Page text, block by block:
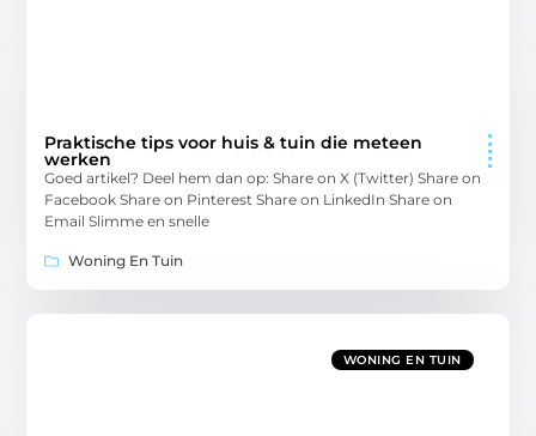
Praktische tips voor huis & tuin die meteen
werken
Goed artikel? Deel hem dan op: Share on X (Twitter) Share on
Facebook Share on Pinterest Share on LinkedIn Share on
Email Slimme en snelle
Woning En Tuin
WONING EN TUIN